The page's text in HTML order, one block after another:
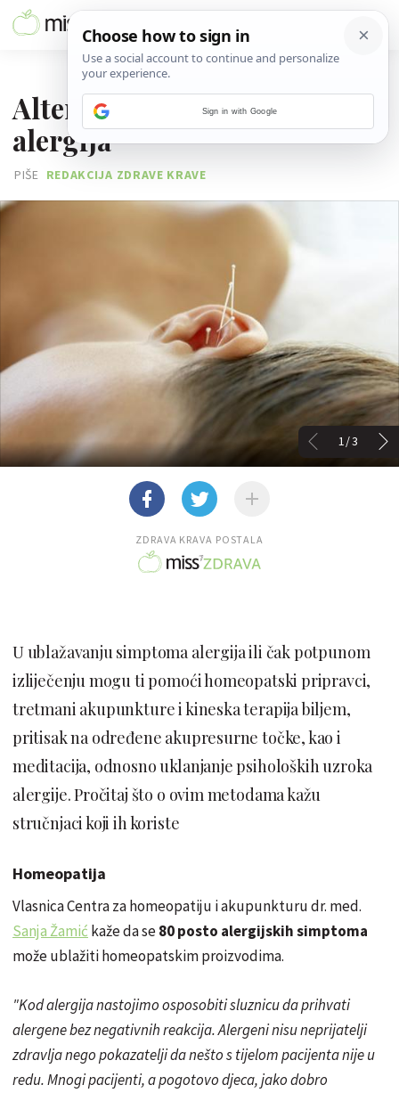
Alternativne metode liječenja
alergija
PIŠE REDAKCIJA ZDRAVE KRAVE
1/3
ZDRAVA KRAVA POSTALA
U ublažavanju simptoma alergija ili čak potpunom
izliječenju mogu ti pomoći homeopatski pripravci,
tretmani akupunkture i kineska terapija biljem,
pritisak na određene akupresurne točke, kao i
meditacija, odnosno uklanjanje psiholoških uzroka
alergije. Pročitaj što o ovim metodama kažu
stručnjaci koji ih koriste
Homeopatija
Vlasnica Centra za homeopatiju i akupunkturu dr. med.
Sanja Žamić kaže da se80 posto alergijskih simptoma
može ublažiti homeopatskim proizvodima.
"Kod alergija nastojimo osposobiti sluznicu da prihvati
alergene bez negativnih reakcija. Alergeni nisu neprijatelji
zdravlja nego pokazatelji da nešto s tijelom pacijenta nije u
redu. Mnogi pacijenti, a pogotovo djeca, jako dobro
Sign in with Google